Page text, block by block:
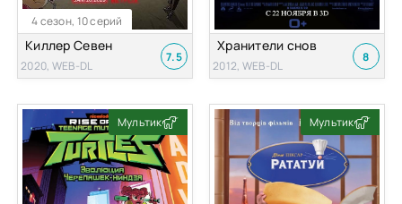
4 сезон, 10 серий
Киллер Севен
2020, WEB-DL
7.5
Хранители снов
2012, WEB-DL
8
Мультик Мультик